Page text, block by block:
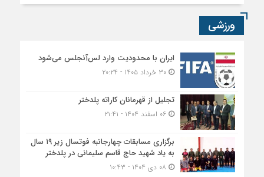
ورزشی
ایران با محدودیت وارد لس‌آنجلس می‌شود
۳۰ خرداد ۱۴۰۵ - ۲۰:۲۴
تجلیل از قهرمانان کاراته پلدختر
۰۶ اسفند ۱۴۰۴ - ۲۱:۴۱
برگزاری مسابقات چهارجانبه فوتسال زیر ۱۹ سال
به یاد شهید حاج قاسم سلیمانی در پلدختر